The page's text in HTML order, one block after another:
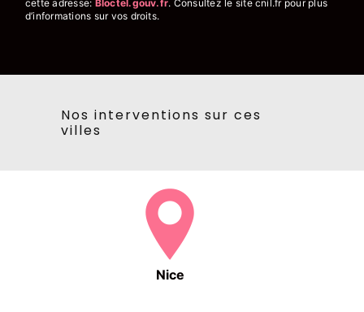
cette adresse: Bloctel.gouv.fr. Consultez le site cnil.fr pour plus
d’informations sur vos droits.
Nos interventions sur ces
villes
Nice